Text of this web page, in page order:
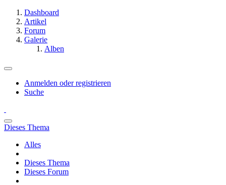
Dashboard
Artikel
Forum
Galerie
Alben
Anmelden oder registrieren
Suche
Dieses Thema
Alles
Dieses Thema
Dieses Forum